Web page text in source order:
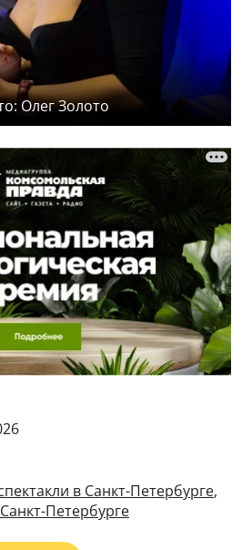
Олег Золото
в Санкт-Петербурге,
Петербурге